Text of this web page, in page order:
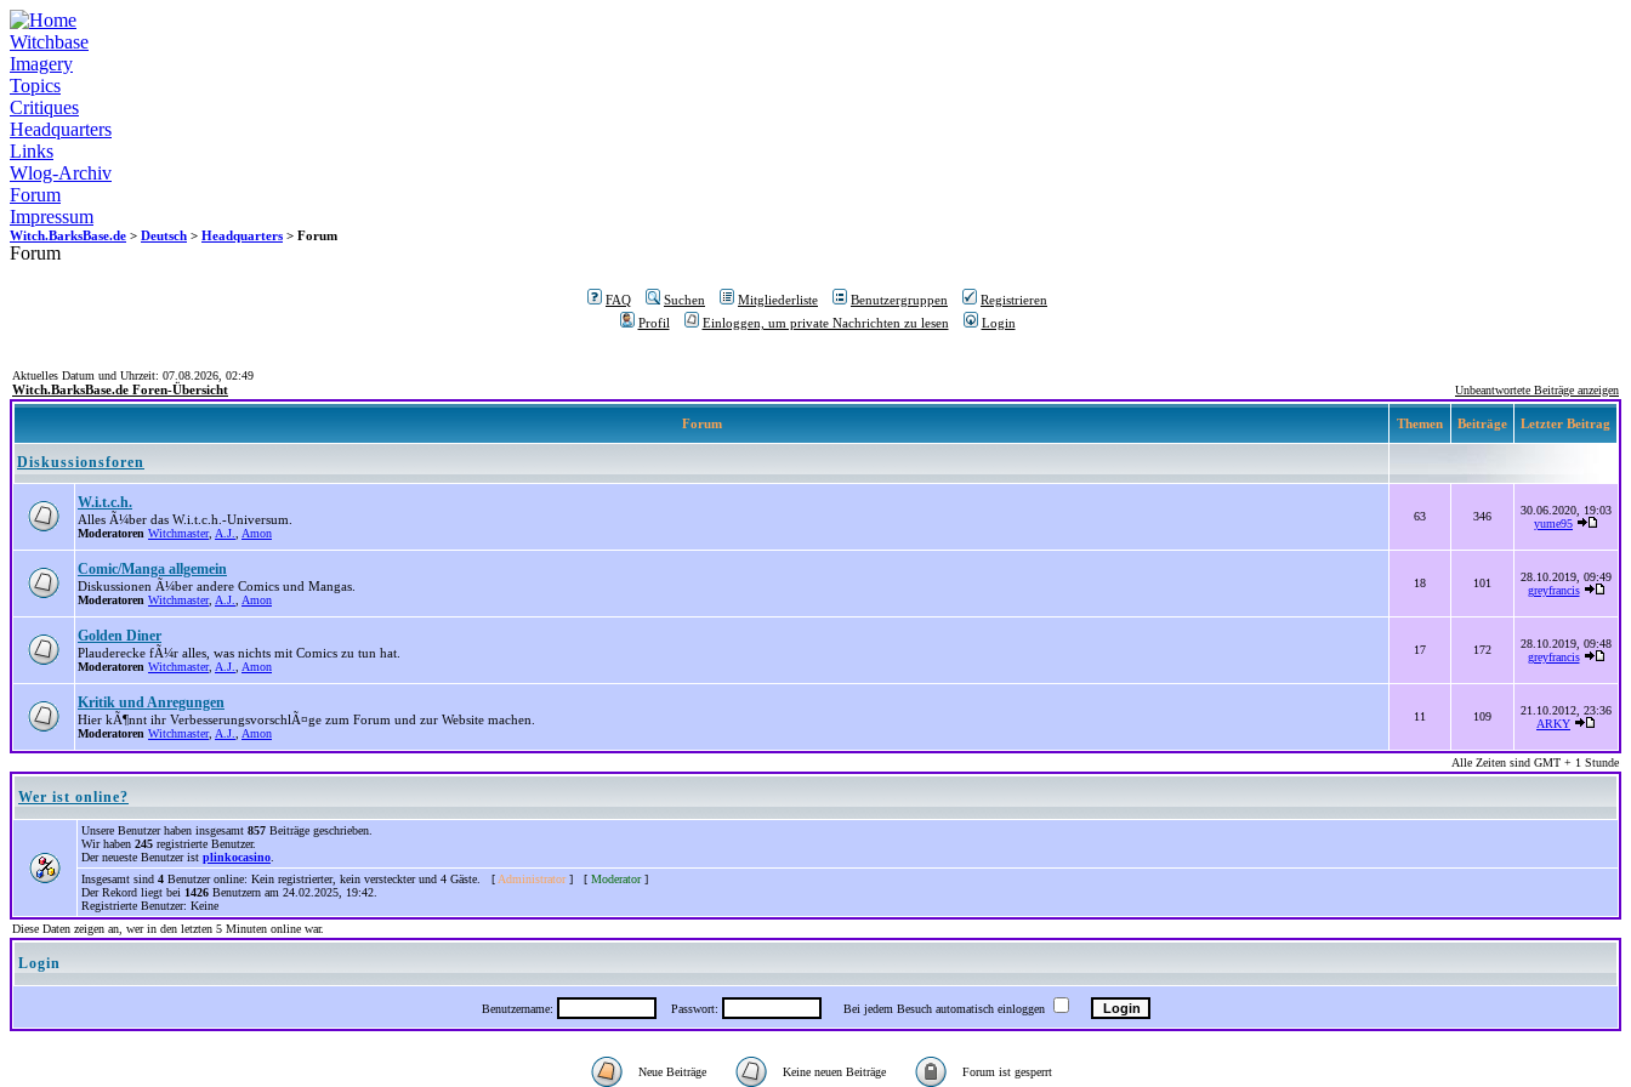
Witchbase
Imagery
Topics
Critiques
Headquarters
Links
Wlog-Archiv
Forum
Impressum
Witch.BarksBase.de > Deutsch > Headquarters > Forum
Forum
FAQ Suchen Mitgliederliste Benutzergruppen
Registrieren
Profil
Einloggen, um private Nachrichten zu lesen Login
Aktuelles Datum und Uhrzeit: 07.08.2026, 02:49
Witch.BarksBase.de Foren-Übersicht Unbeantwortete Beiträge anzeigen
Forum Themen Beiträge Letzter Beitrag
Diskussionsforen
W.i.t.c.h.
Alles Ã¼ber das W.i.t.c.h.-Universum.
Moderatoren Witchmaster, A.J. Amon
63 346
30.06.2020, 19:03
yume95
Comic/Manga allgemein
Diskussionen Ã¼ber andere Comics und Mangas.
Moderatoren Witchmaster, A.J. Amon
18 101
28.10.2019, 09:49
greyfrancis
Golden Diner
Plauderecke fÃ¼r alles, was nichts mit Comics zu tun hat.
Moderatoren Witchmaster, A.J. Amon
17 172
28.10.2019, 09:48
greyfrancis
Kritik und Anregungen
Hier kÃ¶nnt ihr VerbesserungsvorschlÃ¤ge zum Forum und zur Website machen.
Moderatoren Witchmaster, A.J. Amon
11 109
21.10.2012, 23:36
ARKY
Alle Zeiten sind GMT + 1 Stunde
Wer ist online?
Unsere Benutzer haben insgesamt 857 Beiträge geschrieben.
Wir haben 245 registrierte Benutzer.
Der neueste Benutzer ist plinkocasino
Insgesamt sind 4 Benutzer online: Kein registrierter, kein versteckter und 4 Gäste. [ Administrator] [ Moderator]
Der Rekord liegt bei 1426 Benutzern am 24.02.2025, 19:42.
Registrierte Benutzer: Keine
Diese Daten zeigen an, wer in den letzten 5 Minuten online war.
Login
Benutzername: Passwort: Bei jedem Besuch automatisch einloggen
Neue Beiträge Keine neuen Beiträge Forum ist gesperrt